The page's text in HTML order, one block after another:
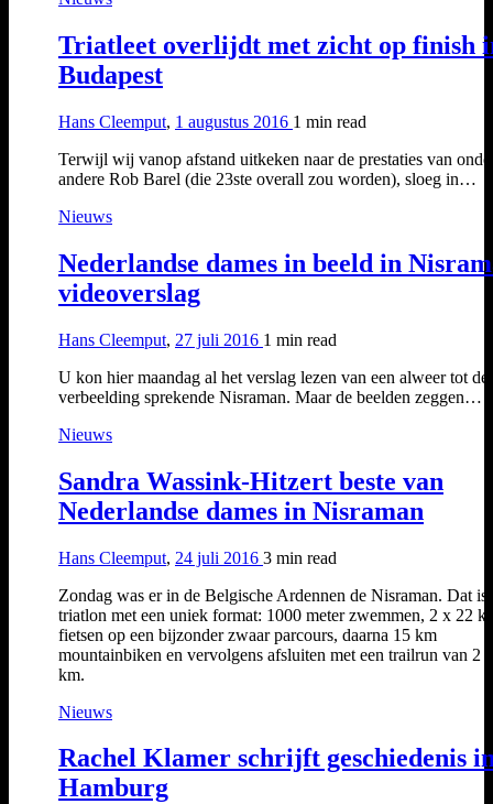
Triatleet overlijdt met zicht op finish
Budapest
Hans Cleemput, 1 augustus 2016 1 min read
Terwijl wij vanop afstand uitkeken naar de prestaties van
andere Rob Barel (die 23ste overall zou worden), sloeg in…
Nieuws
Nederlandse dames in beeld in
videoverslag
Hans Cleemput, 27 juli 2016 1 min read
U kon hier maandag al het verslag lezen van een alweer tot de
verbeelding sprekende Nisraman. Maar de beelden zeggen…
Nieuws
Sandra Wassink-Hitzert beste van
Nederlandse dames in Nisraman
Hans Cleemput, 24 juli 2016 3 min read
Zondag was er in de Belgische Ardennen de Nisraman. Dat is
triatlon met een uniek format: 1000 meter zwemmen, 2 x 22
fietsen op een bijzonder zwaar parcours, daarna 15 km
mountainbiken en vervolgens afsluiten met een trailrun van 2
km.
Nieuws
Rachel Klamer schrijft geschiedenis
Hamburg